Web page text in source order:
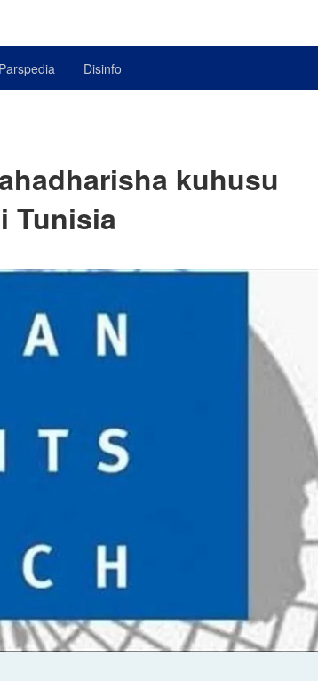
Parspedia Disinfo
kuhusu
Tunisia